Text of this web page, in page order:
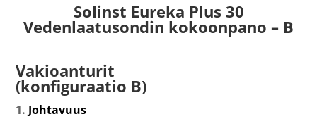
Solinst Eureka Plus 30
Vedenlaatusondin kokoonpano – B
Vakioanturit
(konfiguraatio B)
1. Johtavuus